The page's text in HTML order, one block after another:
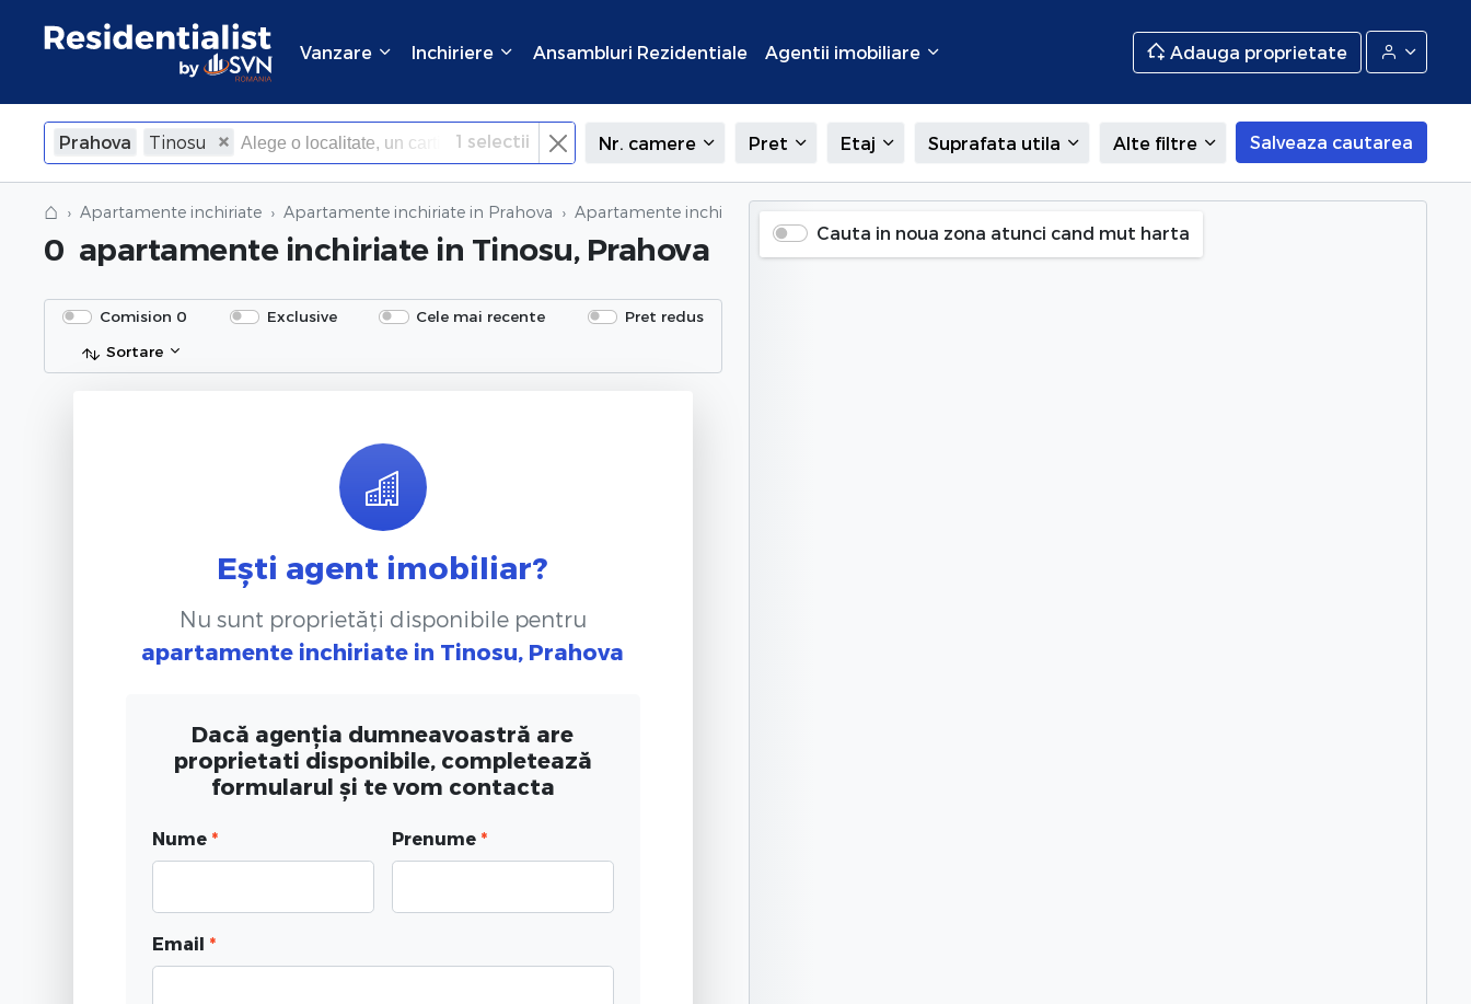
Vanzare Inchiriere Ansambluri Rezidentiale Agentii imobiliare Adauga proprietate
Prahova Tinosu
×Inchide
1 selectii Nr. camere Pret Etaj Suprafata utila Alte filtre Salveaza cautarea
⌂ Apartamente inchiriate Apartamente inchiriate in Prahova Apartamente inchiriate
0 apartamente inchiriate in Tinosu, Prahova
Comision 0 Exclusive Cele mai recente
Pret redus
Sortare
Ești agent imobiliar?
Nu sunt proprietăți disponibile pentru
apartamente inchiriate in Tinosu, Prahova
Dacă agenția dumneavoastră are
proprietati disponibile, completează
formularul și te vom contacta
Nume * Prenume *
Email *
Cauta in noua zona atunci cand mut harta